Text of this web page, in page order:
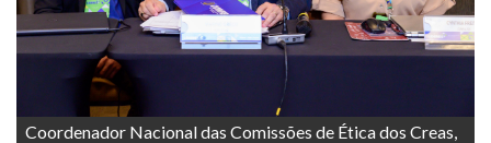
Coordenador Nacional das Comissões de Ética dos Creas,